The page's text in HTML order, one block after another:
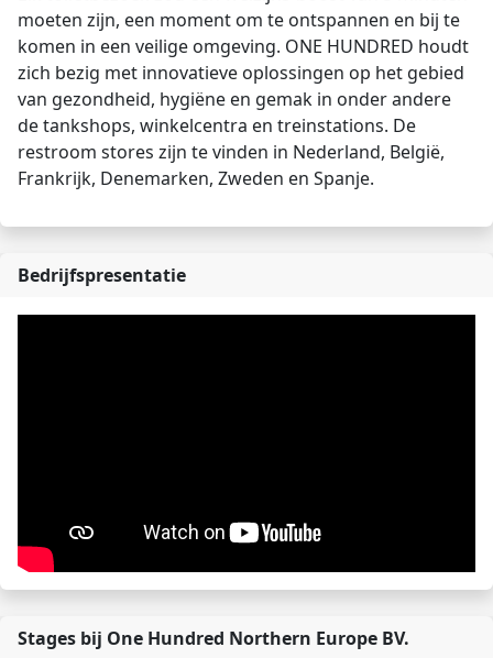
moeten zijn, een moment om te ontspannen en bij te
komen in een veilige omgeving. ONE HUNDRED houdt
zich bezig met innovatieve oplossingen op het gebied
van gezondheid, hygiëne en gemak in onder andere
de tankshops, winkelcentra en treinstations. De
restroom stores zijn te vinden in Nederland, België,
Frankrijk, Denemarken, Zweden en Spanje.
Bedrijfspresentatie
Stages bij One Hundred Northern Europe BV.